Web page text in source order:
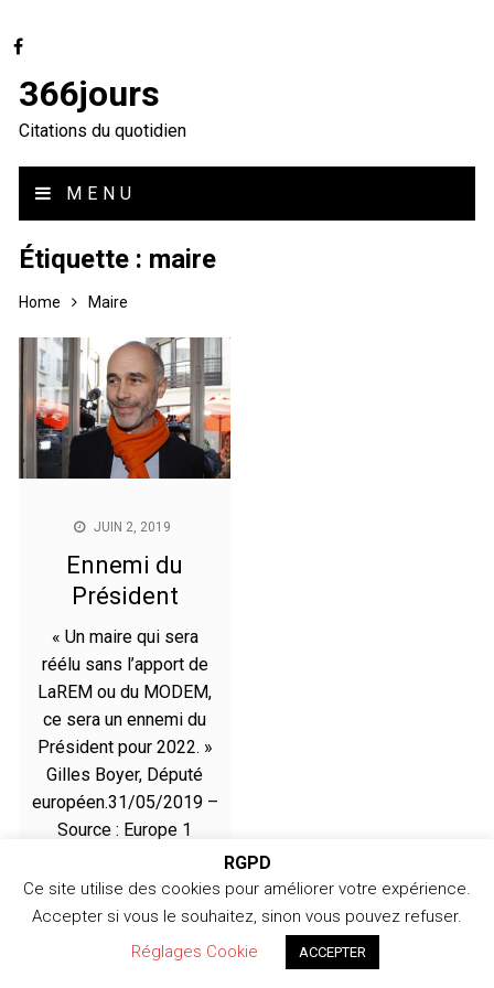
366jours
Citations du quotidien
MENU
Étiquette : maire
Home Maire
JUIN 2, 2019
Ennemi du
Président
« Un maire qui sera
réélu sans l’apport de
LaREM ou du MODEM,
ce sera un ennemi du
Président pour 2022. »
Gilles Boyer, Député
européen.31/05/2019 –
Source : Europe 1
Copyright © 2026 366jours - Copyright 2024 /
RGPD
Ce site utilise des cookies pour améliorer votre expérience.
Accepter si vous le souhaitez, sinon vous pouvez refuser.
Réglages Cookie
ACCEPTER